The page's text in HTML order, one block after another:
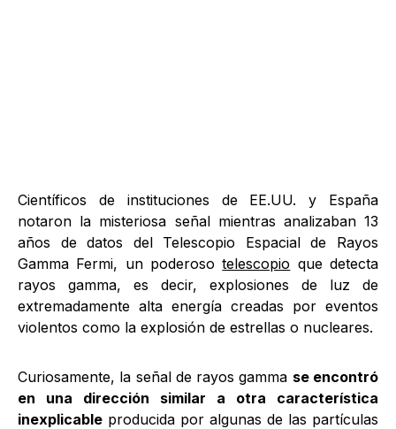
Científicos de instituciones de EE.UU. y España
notaron la misteriosa señal mientras analizaban 13
años de datos del Telescopio Espacial de Rayos
Gamma Fermi, un poderosotelescopio que detecta
rayos gamma, es decir, explosiones de luz de
extremadamente alta energía creadas por eventos
violentos como la explosión de estrellas o nucleares.
Curiosamente, la señal de rayos gamma se encontró
en una dirección similar a otra característica
inexplicable producida por algunas de las partículas